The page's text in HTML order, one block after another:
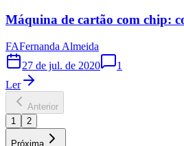
Máquina de cartão com chip:
FAFernanda Almeida
27 de jul. de 2020
1
Ler
Anterior
1
2
Próxima